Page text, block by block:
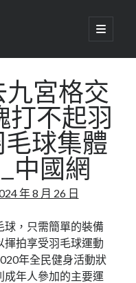
開
啟
要
單
宮格交
打不起羽
球集體
中國網
年 8 月 26 日
球，只需簡單的裝備
揮拍享受羽毛球運動
年全民健身活動狀
成年人參加的主要運